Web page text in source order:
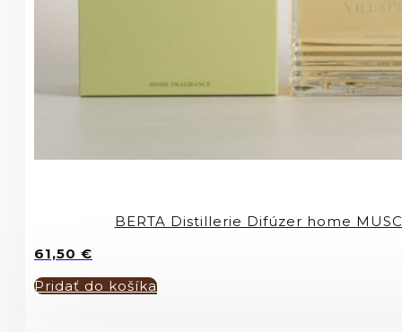
BERTA Distillerie Difúzer home
61,50 €
Pridať do košíka